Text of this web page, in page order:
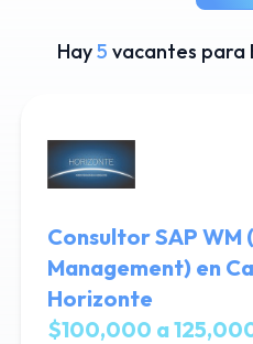
Hay5 vacantes para
Consultor SAP WM
Management) en
Horizonte
$100,000 a